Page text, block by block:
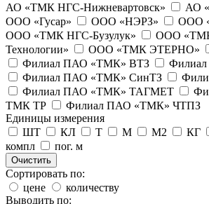
АО «ТМК НГС-Нижневартовск»
АО
ООО «Гусар»
ООО «НЭРЗ»
ООО
ООО «ТМК НГС-Бузулук»
ООО
Технологии»
ООО «ТМК ЭТЕРНО»
Филиал ПАО «ТМК» ВТЗ
Филиал ПАО «ТМК» СинТЗ
Филиал ПАО «ТМК» ТАГМЕТ
ТМК ТР
Филиал ПАО «ТМК» ЧТПЗ
Единицы измерения
ШТ
КЛ Т М М2 КГ
компл
пог. м
Очистить
Сортировать по:
цене
количеству
Выводить по: